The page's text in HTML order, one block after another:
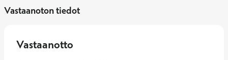
Vastaanoton tiedot
Vastaanotto